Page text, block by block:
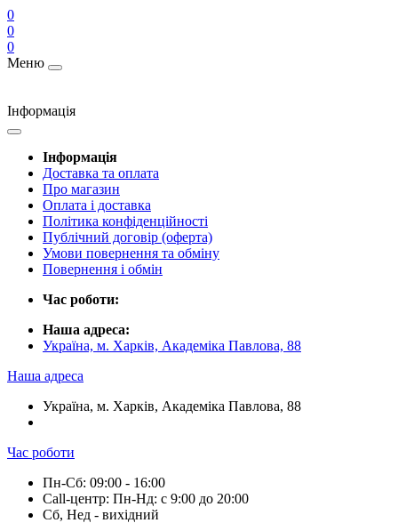
0
0
0
Меню
Інформація
Інформація
Доставка та оплата
Про магазин
Оплата і доставка
Політика конфіденційності
Публічний договір (оферта)
Умови повернення та обміну
Повернення і обмін
Час роботи:
Наша адреса:
Україна, м. Харків, Академіка Павлова, 88
Наша адреса
Україна, м. Харків, Академіка Павлова, 88
Час роботи
Пн-Сб: 09:00 - 16:00
Call-центр: Пн-Нд: с 9:00 до 20:00
Сб, Нед - вихідний